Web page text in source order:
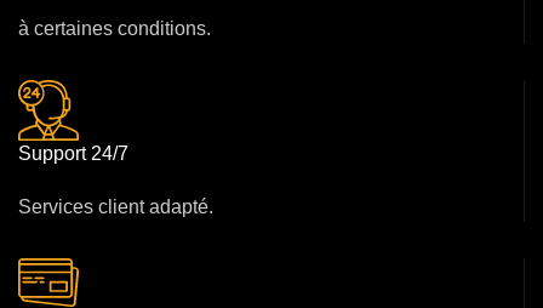
à certaines conditions.
Support 24/7
Services client adapté.